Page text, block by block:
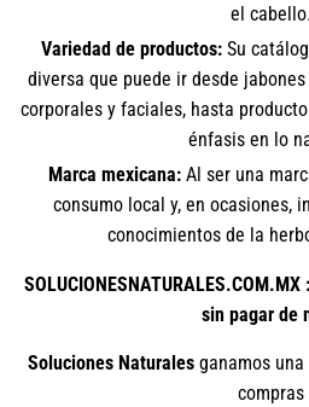
el cabello.
Variedad de productos:Su
diversa que puede ir desde
corporales y faciales, hasta
énfasis en lo
Marca mexicana:Al ser una
consumo local y, en ocasiones,
conocimientos de la
sin pagar de
Soluciones Naturales ganamos
compras